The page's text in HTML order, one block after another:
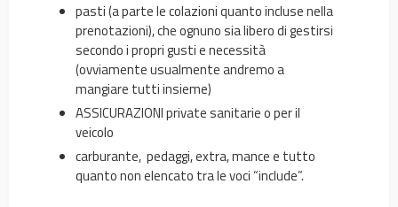
pasti (a parte le colazioni quanto incluse nella
prenotazioni), che ognuno sia libero di gestirsi
secondo i propri gusti e necessità
(ovviamente usualmente andremo a
mangiare tutti insieme)
ASSICURAZIONI private sanitarie o per il
veicolo
carburante, pedaggi, extra, mance e tutto
quanto non elencato tra le voci “include”.